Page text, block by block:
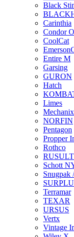
Black
Carinthia
Condor
CoolCat
Entire M
Garsing
GURON
Hatch
Limes
NORFIN
Pentagon
Propper
Rothco
Schott
Snugpak
Terramar
TEXAR
URSUS
Vertx
Vintage